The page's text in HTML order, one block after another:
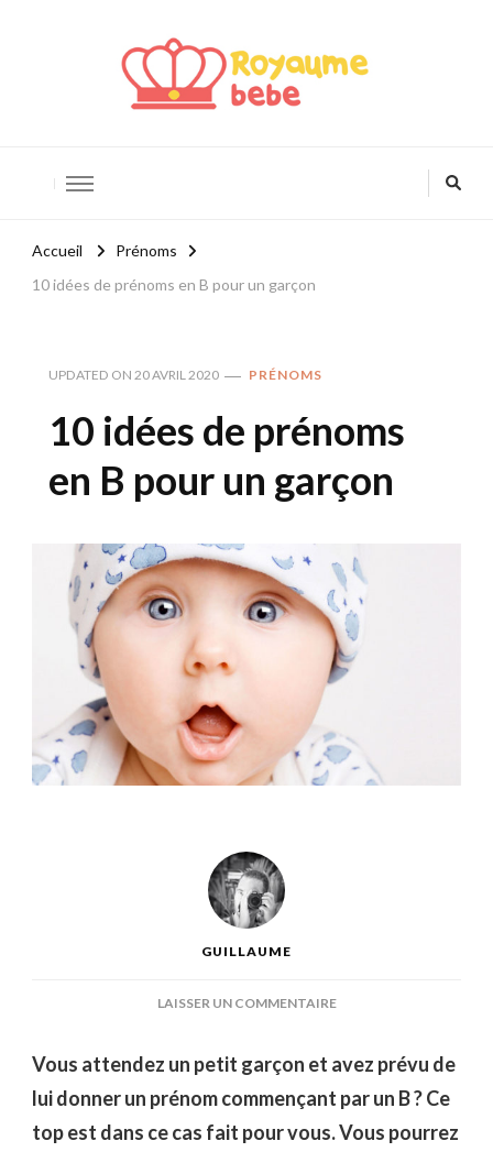
Accueil
Prénoms
10 idées de prénoms en B pour un garçon
UPDATED ON 20 AVRIL 2020 PRÉNOMS
10 idées de prénoms
en B pour un garçon
GUILLAUME
LAISSER UN COMMENTAIRESUR
DE
PRÉNOMS
B
Vous attendez un petit garçon et avez prévu de
lui donner un prénom commençant par un B ? Ce
top est dans ce cas fait pour vous. Vous pourrez